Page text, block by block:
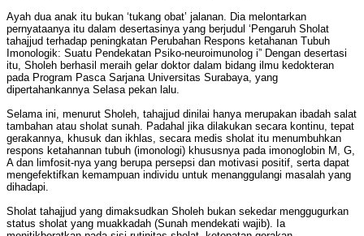
Ayah dua anak itu bukan ‘tukang obat’ jalanan. Dia melontarkan
pernyataanya itu dalam desertasinya yang berjudul ‘Pengaruh Sholat
tahajjud terhadap peningkatan Perubahan Respons ketahanan Tubuh
Imonologik: Suatu Pendekatan Psiko-neuroimunolog i” Dengan desertasi
itu, Sholeh berhasil meraih gelar doktor dalam bidang ilmu kedokteran
pada Program Pasca Sarjana Universitas Surabaya, yang
dipertahankannya Selasa pekan lalu.
Selama ini, menurut Sholeh, tahajjud dinilai hanya merupakan ibadah salat
tambahan atau sholat sunah. Padahal jika dilakukan secara kontinu, tepat
gerakannya, khusuk dan ikhlas, secara medis sholat itu menumbuhkan
respons ketahannan tubuh (imonologi) khususnya pada imonoglobin M, G,
A dan limfosit-nya yang berupa persepsi dan motivasi positif, serta dapat
mengefektifkan kemampuan individu untuk menanggulangi masalah yang
dihadapi.
Sholat tahajjud yang dimaksudkan Sholeh bukan sekedar menggugurkan
status sholat yang muakkadah (Sunah mendekati wajib). Ia